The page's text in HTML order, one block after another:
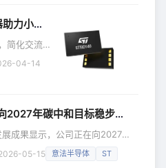
观看！ 五大专题方向，覆盖前
只属于云端，它正在走向每一
个终端设备。 PSOC™ Edge MCU加速产品智能化 从云
小巧，布局更灵活
简化交流
）发布了
极驱动
设计。 新
封装，高
装在封装
04-14
2027年碳中和目标稳步推进
成果显示，公司正在向2027年
社会及治理（ESG）目标稳步前
，废弃物资源化处置率97%，
05-15 意法半导体 ST